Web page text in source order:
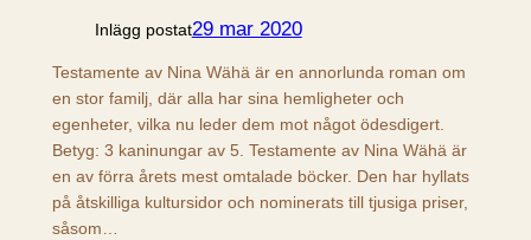
Inlägg postat29 mar 2020
Testamente av Nina Wähä är en annorlunda roman om
en stor familj, där alla har sina hemligheter och
egenheter, vilka nu leder dem mot något ödesdigert.
Betyg: 3 kaninungar av 5. Testamente av Nina Wähä är
en av förra årets mest omtalade böcker. Den har hyllats
på åtskilliga kultursidor och nominerats till tjusiga priser,
såsom…